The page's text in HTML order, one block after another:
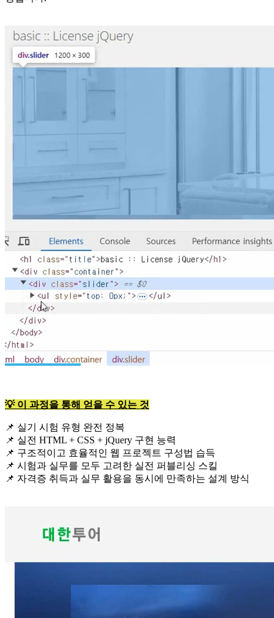
💡 이 과정을 통해 얻을 수 있는 것
📌 실기 시험 유형 완전 정복
📌 실전 HTML + CSS + jQuery 구현 능력
📌 구조적이고 효율적인 웹 프로젝트 구성법 습득
📌 시험과 실무를 모두 고려한 실전 퍼블리싱 스킬
📌 자격증 취득과 실무 활용을 동시에 만족하는 설계 방식